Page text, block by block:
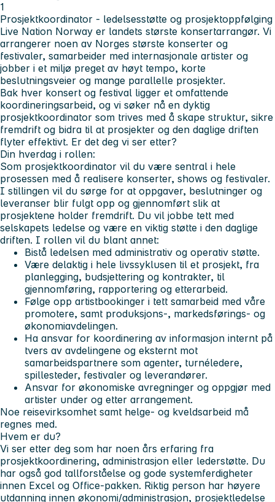
1
Prosjektkoordinator - ledelsesstøtte og prosjektoppfølging
Live Nation Norway er landets største konsertarrangør. Vi
arrangerer noen av Norges største konserter og
festivaler, samarbeider med internasjonale artister og
jobber i et miljø preget av høyt tempo, korte
beslutningsveier og mange parallelle prosjekter.
Bak hver konsert og festival ligger et omfattende
koordineringsarbeid, og vi søker nå en dyktig
prosjektkoordinator som trives med å skape struktur, sikre
fremdrift og bidra til at prosjekter og den daglige driften
flyter effektivt. Er det deg vi ser etter?
Din hverdag i rollen:
Som prosjektkoordinator vil du være sentral i hele
prosessen med å realisere konserter, shows og festivaler.
I stillingen vil du sørge for at oppgaver, beslutninger og
leveranser blir fulgt opp og gjennomført slik at
prosjektene holder fremdrift. Du vil jobbe tett med
selskapets ledelse og være en viktig støtte i den daglige
driften. I rollen vil du blant annet:
Bistå ledelsen med administrativ og operativ støtte.
Være delaktig i hele livssyklusen til et prosjekt, fra
planlegging, budsjettering og kontrakter, til
gjennomføring, rapportering og etterarbeid.
Følge opp artistbookinger i tett samarbeid med våre
promotere, samt produksjons-, markedsførings- og
økonomiavdelingen.
Ha ansvar for koordinering av informasjon internt på
tvers av avdelingene og eksternt mot
samarbeidspartnere som agenter, turnéledere,
spillesteder, festivaler og leverandører.
Ansvar for økonomiske avregninger og oppgjør med
artister under og etter arrangement.
Noe reisevirksomhet samt helge- og kveldsarbeid må
regnes med.
Hvem er du?
Vi ser etter deg som har noen års erfaring fra
prosjektkoordinering, administrasjon eller lederstøtte. Du
har også god tallforståelse og gode systemferdigheter
innen Excel og Office-pakken. Riktig person har høyere
utdanning innen økonomi/administrasjon, prosjektledelse